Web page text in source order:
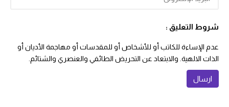
شروط التعليق :
عدم الإساءة للكاتب أو للأشخاص أو للمقدسات أو مهاجمة الأديان أو
الذات الالهية. والابتعاد عن التحريض الطائفي والعنصري والشتائم.